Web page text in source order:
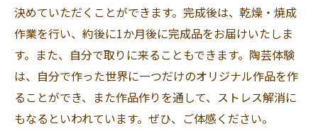
決めていただくことができます。完成後は、乾燥・焼成
作業を行い、約後に1か月後に完成品をお届けいたしま
す。また、自分で取りに来ることもできます。陶芸体験
は、自分で作った世界に一つだけのオリジナル作品を作
ることができ、また作品作りを通して、ストレス解消に
もなるといわれています。ぜひ、ご体感ください。